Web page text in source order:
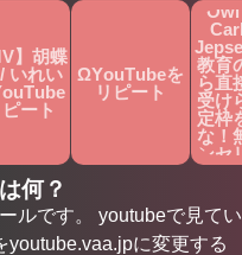
】胡蝶
いれい
ート
ΩYouTubeを
リピート
教育
ら直
受け
定枠
な！
ンセ
詳細
何？
ルです。 youtubeで見てい
youtube.vaa.jpに変更する